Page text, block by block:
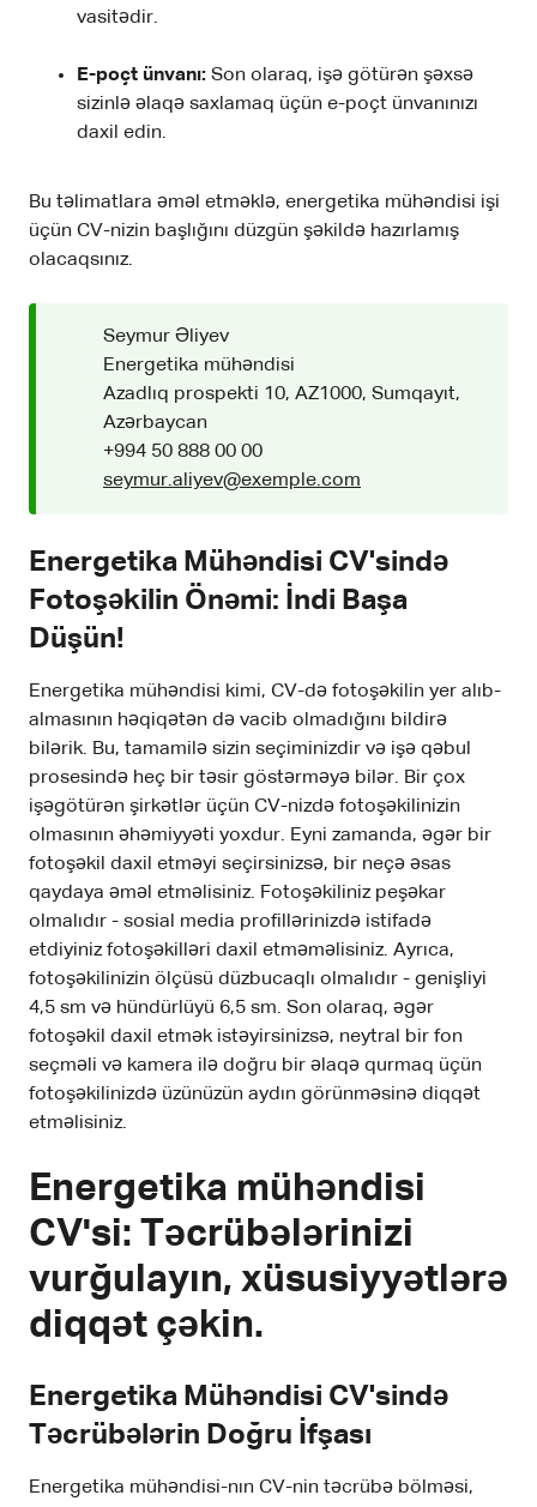
vasitədir.
E-poçt ünvanı: Son olaraq, işə götürən şəxsə
sizinlə əlaqə saxlamaq üçün e-poçt ünvanınızı
daxil edin.
Bu təlimatlara əməl etməklə, energetika mühəndisi işi
üçün CV-nizin başlığını düzgün şəkildə hazırlamış
olacaqsınız.
Seymur Əliyev
Energetika mühəndisi
Azadlıq prospekti 10, AZ1000, Sumqayıt,
Azərbaycan
+994 50 888 00 00
seymur.aliyev@exemple.com
Energetika Mühəndisi CV'sində
Fotoşəkilin Önəmi: İndi Başa
Düşün!
Energetika mühəndisi kimi, CV-də fotoşəkilin yer alıb-
almasının həqiqətən də vacib olmadığını bildirə
bilərik. Bu, tamamilə sizin seçiminizdir və işə qəbul
prosesində heç bir təsir göstərməyə bilər. Bir çox
işəgötürən şirkətlər üçün CV-nizdə fotoşəkilinizin
olmasının əhəmiyyəti yoxdur. Eyni zamanda, əgər bir
fotoşəkil daxil etməyi seçirsinizsə, bir neçə əsas
qaydaya əməl etməlisiniz. Fotoşəkiliniz peşəkar
olmalıdır - sosial media profillərinizdə istifadə
etdiyiniz fotoşəkilləri daxil etməməlisiniz. Ayrıca,
fotoşəkilinizin ölçüsü düzbucaqlı olmalıdır - genişliyi
4,5 sm və hündürlüyü 6,5 sm. Son olaraq, əgər
fotoşəkil daxil etmək istəyirsinizsə, neytral bir fon
seçməli və kamera ilə doğru bir əlaqə qurmaq üçün
fotoşəkilinizdə üzünüzün aydın görünməsinə diqqət
etməlisiniz.
Energetika mühəndisi
CV'si: Təcrübələrinizi
vurğulayın, xüsusiyyətlərə
diqqət çəkin.
Energetika Mühəndisi CV'sində
Təcrübələrin Doğru İfşası
Energetika mühəndisi-nın CV-nin təcrübə bölməsi,